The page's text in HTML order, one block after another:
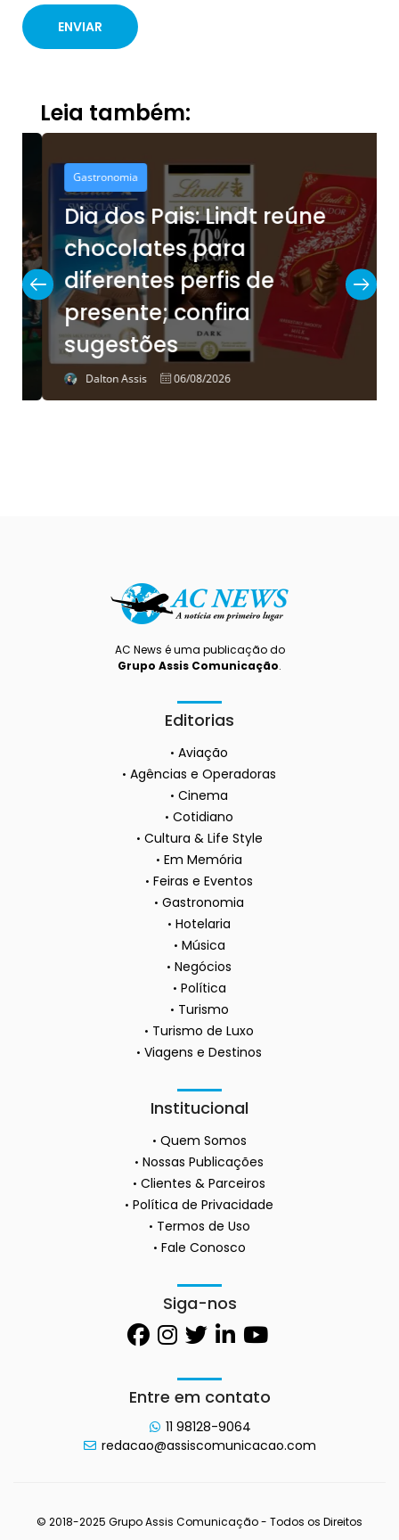
Leia também:
Gastronomia
Dia dos Pais: Lindt reúne
chocolates para
diferentes perfis de
presente; confira
sugestões
Dalton Assis 06/08/2026
AC News é uma publicação do
Grupo Assis Comunicação.
Editorias
Aviação
Agências e Operadoras
Cinema
Cotidiano
Cultura & Life Style
Em Memória
Feiras e Eventos
Gastronomia
Hotelaria
Música
Negócios
Política
Turismo
Turismo de Luxo
Viagens e Destinos
Institucional
Quem Somos
Nossas Publicações
Clientes & Parceiros
Política de Privacidade
Termos de Uso
Fale Conosco
Siga-nos
Entre em contato
11 98128-9064
redacao@assiscomunicacao.com
© 2018-2025 Grupo Assis Comunicação - Todos os Direitos